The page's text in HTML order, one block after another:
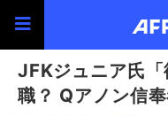
JFKジュニア氏
職？ Qアノン信